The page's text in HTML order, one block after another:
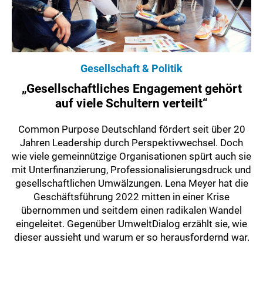
Gesellschaft & Politik
„Gesellschaftliches Engagement gehört
auf viele Schultern verteilt“
Common Purpose Deutschland fördert seit über 20
Jahren Leadership durch Perspektivwechsel. Doch
wie viele gemeinnützige Organisationen spürt auch sie
mit Unterfinanzierung, Professionalisierungsdruck und
gesellschaftlichen Umwälzungen. Lena Meyer hat die
Geschäftsführung 2022 mitten in einer Krise
übernommen und seitdem einen radikalen Wandel
eingeleitet. Gegenüber UmweltDialog erzählt sie, wie
dieser aussieht und warum er so herausfordernd war.